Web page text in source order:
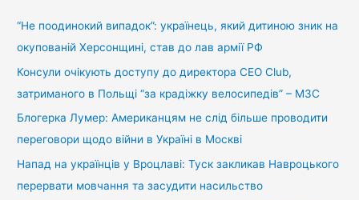
:“Не поодинокий випадок”: українець, який дитиною зник на
окупованій Херсонщині, став до лав армії РФ
Консули очікують доступу до директора CEO Club,
затриманого в Польщі “за крадіжку велосипедів” – МЗС
Блогерка Лумер: Американцям не слід більше проводити
переговори щодо війни в Україні в Москві
Напад на українців у Вроцлаві: Туск закликав Навроцького
перервати мовчання та засудити насильство